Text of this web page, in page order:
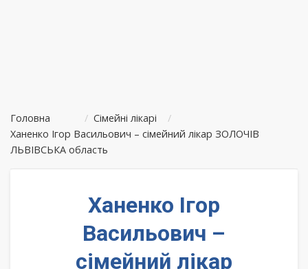
Головна / Сімейні лікарі
/
Ханенко Ігор Васильович – сімейний лікар ЗОЛОЧІВ
ЛЬВІВСЬКА область
Ханенко Ігор
Васильович –
сімейний лікар